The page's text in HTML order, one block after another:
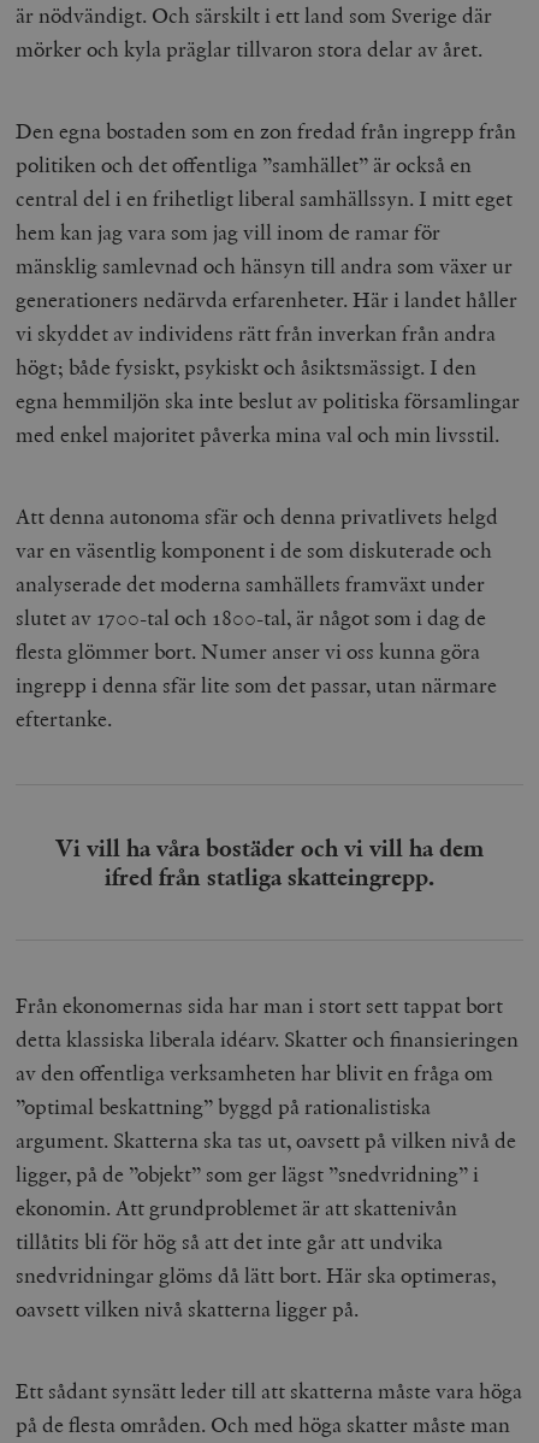
är nödvändigt. Och särskilt i ett land som Sverige där
mörker och kyla präglar tillvaron stora delar av året.
Den egna bostaden som en zon fredad från ingrepp från
politiken och det offentliga ”samhället” är också en
central del i en frihetligt liberal samhällssyn. I mitt eget
hem kan jag vara som jag vill inom de ramar för
mänsklig samlevnad och hänsyn till andra som växer ur
generationers nedärvda erfarenheter. Här i landet håller
vi skyddet av individens rätt från inverkan från andra
högt; både fysiskt, psykiskt och åsiktsmässigt. I den
egna hemmiljön ska inte beslut av politiska församlingar
med enkel majoritet påverka mina val och min livsstil.
Att denna autonoma sfär och denna privatlivets helgd
var en väsentlig komponent i de som diskuterade och
analyserade det moderna samhällets framväxt under
slutet av 1700-tal och 1800-tal, är något som i dag de
flesta glömmer bort. Numer anser vi oss kunna göra
ingrepp i denna sfär lite som det passar, utan närmare
eftertanke.
Vi vill ha våra bostäder och vi vill ha dem
ifred från statliga skatteingrepp.
Från ekonomernas sida har man i stort sett tappat bort
detta klassiska liberala idéarv. Skatter och finansieringen
av den offentliga verksamheten har blivit en fråga om
”optimal beskattning” byggd på rationalistiska
argument. Skatterna ska tas ut, oavsett på vilken nivå de
ligger, på de ”objekt” som ger lägst ”snedvridning” i
ekonomin. Att grundproblemet är att skattenivån
tillåtits bli för hög så att det inte går att undvika
snedvridningar glöms då lätt bort. Här ska optimeras,
oavsett vilken nivå skatterna ligger på.
Ett sådant synsätt leder till att skatterna måste vara höga
på de flesta områden. Och med höga skatter måste man